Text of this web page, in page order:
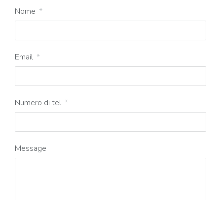
Nome
Email
Numero di tel
Message